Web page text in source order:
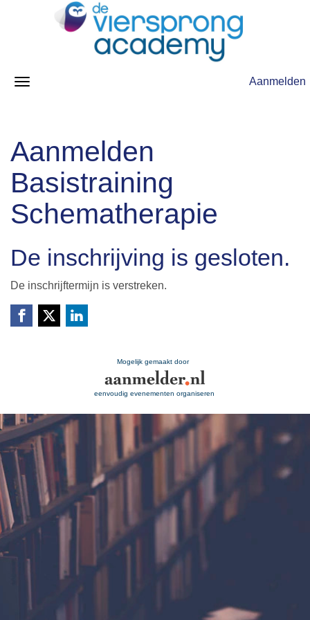
Aanmelden
Aanmelden
Basistraining
Schematherapie
De inschrijving is gesloten.
De inschrijftermijn is verstreken.
Mogelijk gemaakt door
eenvoudig evenementen organiseren